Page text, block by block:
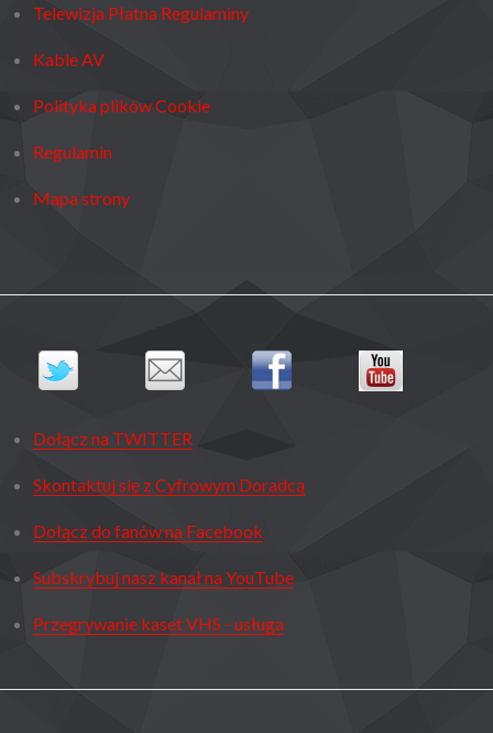
Telewizja Płatna Regulaminy
Kable AV
Polityka plików Cookie
Regulamin
Mapa strony
Dołącz na TWITTER
Skontaktuj się z Cyfrowym Doradcą
Dołącz do fanów na Facebook
Subskrybuj nasz kanał na YouTube
Przegrywanie kaset VHS - usługa